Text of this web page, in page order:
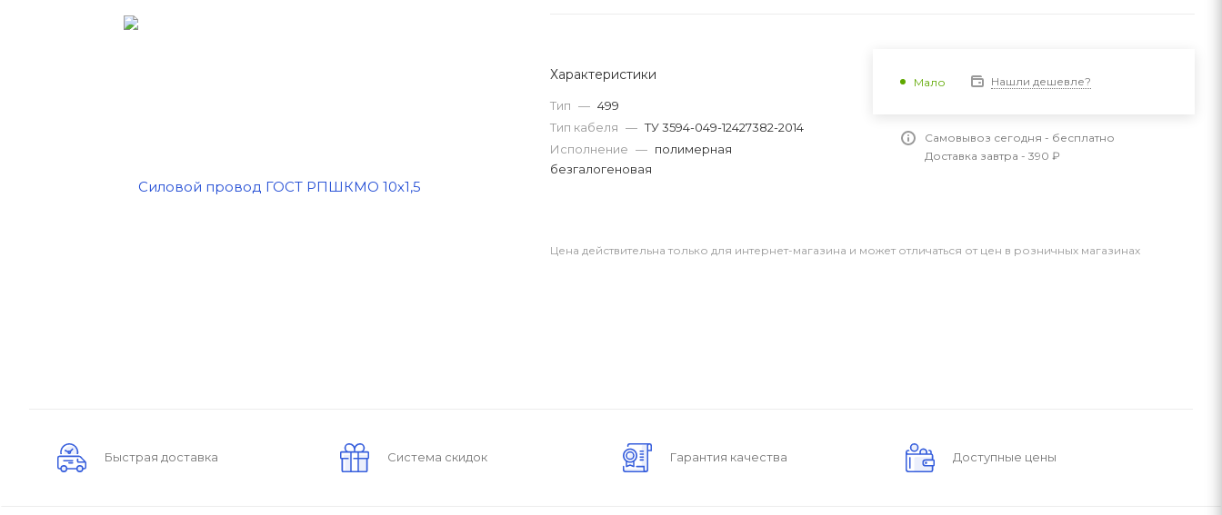
Характеристики
Тип — 499
Тип кабеля — ТУ 3594-049-12427382-2014
Исполнение — полимерная
безгалогеновая
Мало Нашли дешевле?
Самовывоз сегодня - бесплатно
Доставка завтра - 390 ₽
Цена действительна только для интернет-магазина и может отличаться от цен в розничных магазинах
Быстрая доставка Система скидок Гарантия качества Доступные цены